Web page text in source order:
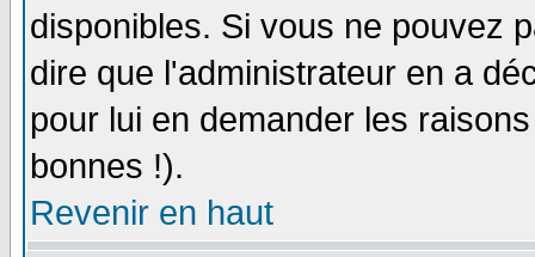
disponibles. Si vous ne pouvez
dire que l'administrateur en a
pour lui en demander les
bonnes !).
Revenir en haut